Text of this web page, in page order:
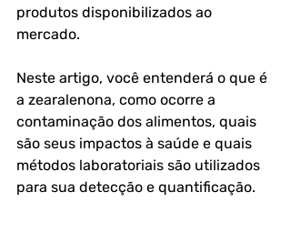
produtos disponibilizados ao
mercado.
Neste artigo, você entenderá o que é
a zearalenona, como ocorre a
contaminação dos alimentos, quais
são seus impactos à saúde e quais
métodos laboratoriais são utilizados
para sua detecção e quantificação.